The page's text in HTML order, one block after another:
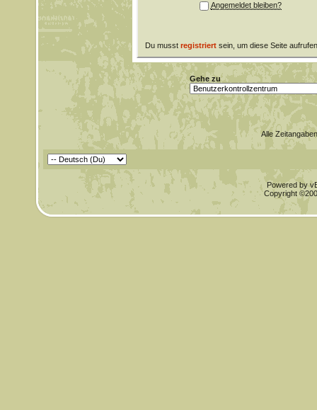
Angemeldet bleiben?
Du musst registriertsein, um diese Seite
Gehe zu
Alle
Powered by
Copyright